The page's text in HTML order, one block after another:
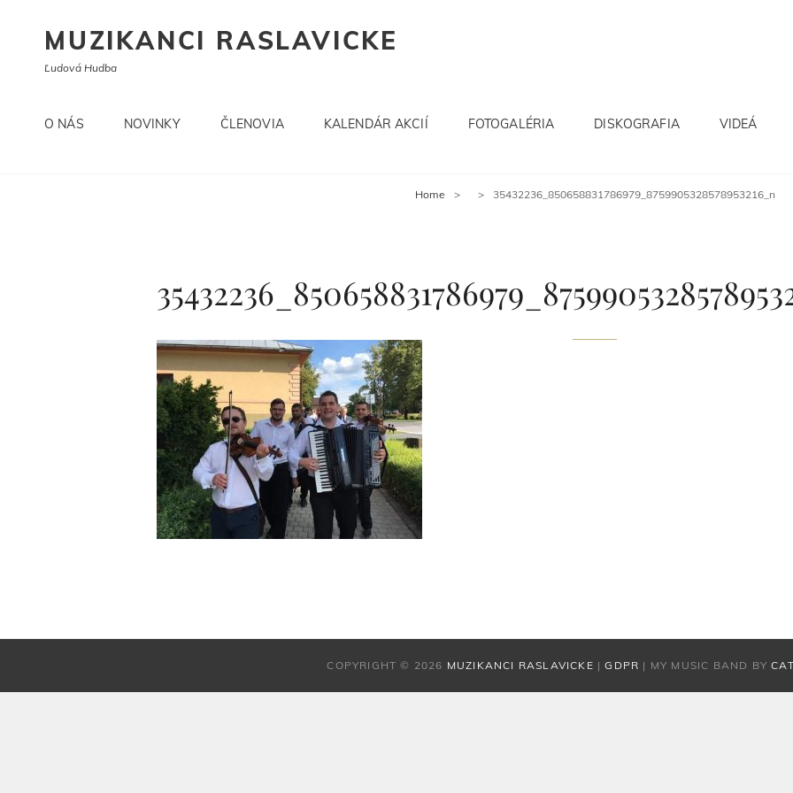
MUZIKANCI RASLAVICKE
Ľudová Hudba
O NÁS NOVINKY ČLENOVIA KALENDÁR AKCIÍ FOTOGALÉRIA DISKOGRAFIA VIDEÁ
Home > > 35432236_850658831786979_8759905328578953216_n
COPYRIGHT © 2026 MUZIKANCI RASLAVICKE |GDPR | MY MUSIC BAND BY